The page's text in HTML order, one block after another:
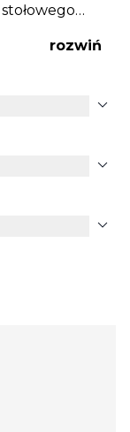
rozwiń
expand_more
expand_more
expand_more